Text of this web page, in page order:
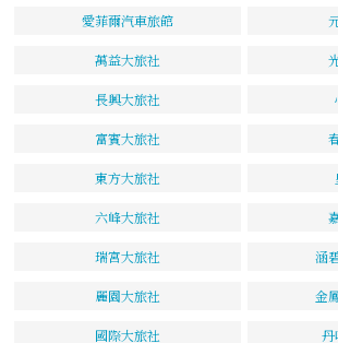
愛菲爾汽車旅館
萬益大旅社
長興大旅社
富賓大旅社
東方大旅社
六峰大旅社
瑞宮大旅社 涵
麗園大旅社 金
國際大旅社 丹